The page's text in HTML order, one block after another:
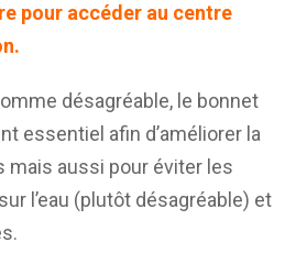
pour accéder au centre
désagréable, le bonnet
essentiel afin d’améliorer la
mais aussi pour éviter les
l’eau (plutôt désagréable) et